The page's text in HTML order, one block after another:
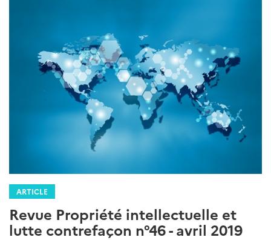
ARTICLE
Revue Propriété intellectuelle et
lutte contrefaçon n°46 - avril 2019